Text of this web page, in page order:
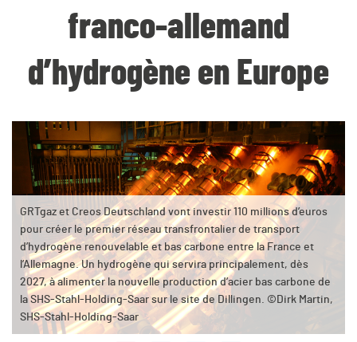
franco-allemand
d’hydrogène en Europe
GRTgaz et Creos Deutschland vont investir 110 millions d’euros
pour créer le premier réseau transfrontalier de transport
d’hydrogène renouvelable et bas carbone entre la France et
l’Allemagne. Un hydrogène qui servira principalement, dès
2027, à alimenter la nouvelle production d’acier bas carbone de
la SHS-Stahl-Holding-Saar sur le site de Dillingen. ©Dirk Martin,
SHS-Stahl-Holding-Saar